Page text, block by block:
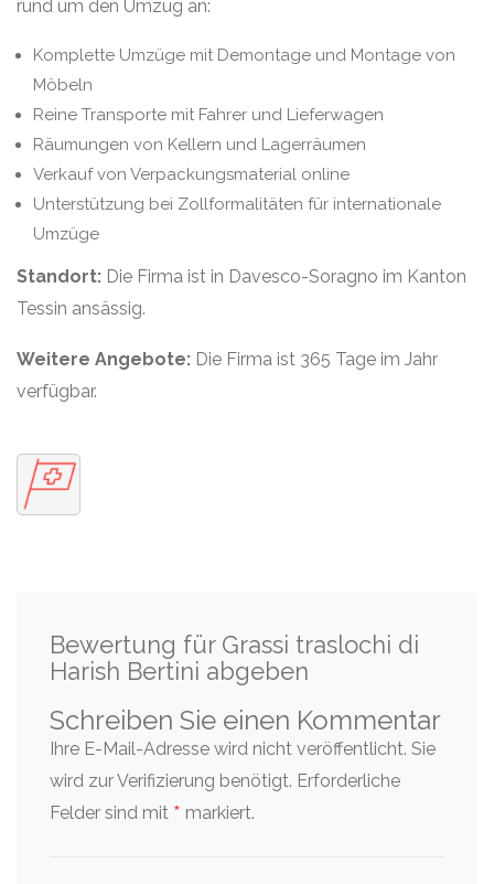
rund um den Umzug an:
Komplette Umzüge mit Demontage und Montage von
Möbeln
Reine Transporte mit Fahrer und Lieferwagen
Räumungen von Kellern und Lagerräumen
Verkauf von Verpackungsmaterial online
Unterstützung bei Zollformalitäten für internationale
Umzüge
Standort: Die Firma ist in Davesco-Soragno im Kanton
Tessin ansässig.
Weitere Angebote: Die Firma ist 365 Tage im Jahr
verfügbar.
Bewertung für Grassi traslochi di
Harish Bertini abgeben
Schreiben Sie einen Kommentar
Ihre E-Mail-Adresse wird nicht veröffentlicht. Sie
wird zur Verifizierung benötigt. Erforderliche
Felder sind mit * markiert.